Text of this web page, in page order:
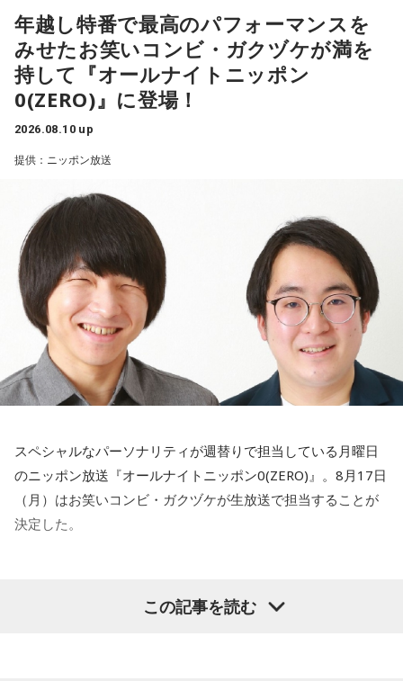
全てを受け取って帰っていて欲しい」と呼びかけた。約10年
にわたる再始動後の歩みを経て、T-BOLANはいよいよ日本武
道館のステージへ。「その夜は全部出し切って笑っていた
い」森友がそう語るラストライブで、どんな一夜が生まれる
のか。8月10日、日本武道館でその瞬間を迎える。
番組ではさらに、T-BOLANの活動再開から現在に至るまでの
野博文との出来事についてもトークを展開。ラストライブを
目前に控えた森友嵐士の言葉を、ぜひ番組でチェックしてほ
しい。詳しくはradikoタイムフリーで！
番組のオープニングでは、吹奏楽コンクールで金賞を受賞し
たリスナーさんからの嬉しい報告が。昨年の悔しさをバネに
仲間と積み重ねてきた努力が実を結んだというエピソード
に、颯太氏も高校3年生の夏休み、FANTASTICSのオーディシ
ョンに挑戦していた当時を振り返り。合宿審査などを経て、
夢だったグループのメンバーに選ばれたあの夏は、「自分の
青春そのもの」と話すほど、今でも忘れられない特別な思い
出なんだそうです◎
さらに、小学生時代の同級生との再会を報告してくれたリス
ナーさんからのメッセージをきっかけに、颯太氏も久しぶり
に高校時代の仲良し4人組で集まったエピソードを。焼肉を食
べて、ラウンドワンのスポッチャへ。「懐かしい〜」の一言
だけで何時間も盛り上がれたという、学生時代の空気がその
まま戻ってきたような時間だったそうです☆
たサッカーの集まりで、なんと中学生の頃に所属していたフ
ットサルチーム、シュライカー大阪時代のチームメイトと偶
然再会！当時の思い出話に花が咲いたのはもちろん、颯太氏
の活動をずっと見てくれていたことも知り、「めちゃくちゃ
颯太氏の青春の思い出が重なった今夜のDYFF。
年越し特番で最高のパフォーマンスを
みせたお笑いコンビ・ガクヅケが満を
持して『オールナイトニッポン
0(ZERO)』に登場！
2026.08.10 up
提供：ニッポン放送
スペシャルなパーソナリティが週替りで担当している月曜日
のニッポン放送『オールナイトニッポン0(ZERO)』。8月17日
（月）はお笑いコンビ・ガクヅケが生放送で担当することが
決定した。
悪さが芸人界でも有名な木田と、芸人界でもその実態を誰に
この記事を読む